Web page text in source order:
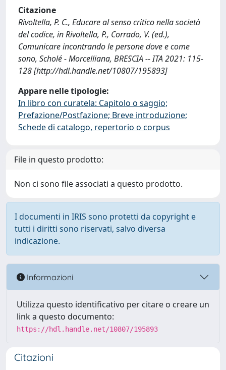
Citazione
Rivoltella, P. C., Educare al senso critico nella società
del codice, in Rivoltella, P., Corrado, V. (ed.),
Comunicare incontrando le persone dove e come
sono, Scholé - Morcelliana, BRESCIA -- ITA 2021: 115-
128 [http://hdl.handle.net/10807/195893]
Appare nelle tipologie:
In libro con curatela: Capitolo o saggio;
Prefazione/Postfazione; Breve introduzione;
Schede di catalogo, repertorio o corpus
File in questo prodotto:
Non ci sono file associati a questo prodotto.
I documenti in IRIS sono protetti da copyright e
tutti i diritti sono riservati, salvo diversa
indicazione.
Informazioni
Utilizza questo identificativo per citare o creare un
link a questo documento:
https://hdl.handle.net/10807/195893
Citazioni